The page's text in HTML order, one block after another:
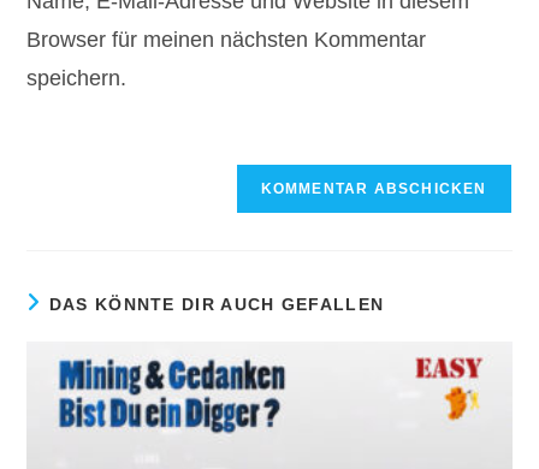
ein
(optional)
Browser für meinen nächsten Kommentar
speichern.
DAS KÖNNTE DIR AUCH GEFALLEN